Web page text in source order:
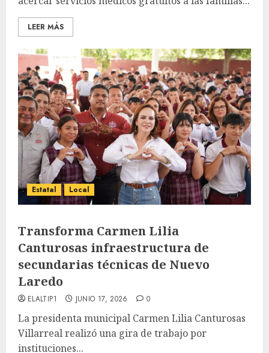
LEER MÁS
Estatal Local
Transforma Carmen Lilia
Canturosas infraestructura de
secundarias técnicas de Nuevo
Laredo
ELALTIP1 JUNIO 17, 2026 0
La presidenta municipal Carmen Lilia Canturosas
Villarreal realizó una gira de trabajo por
instituciones...